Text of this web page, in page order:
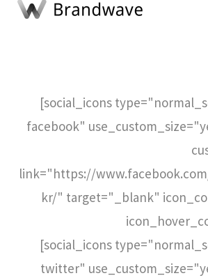
[social_icons
facebook"
link="https://
kr/" target="_blank"
[social_icons
twitter"